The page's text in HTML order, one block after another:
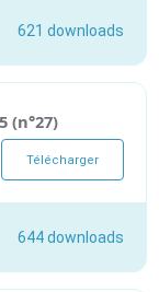
621 downloads
(n°27)
Télécharger
644 downloads